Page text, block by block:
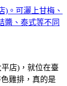
)。可灑上甘梅、
醬、泰式等不同
店)，就位在臺
雞排，真的是